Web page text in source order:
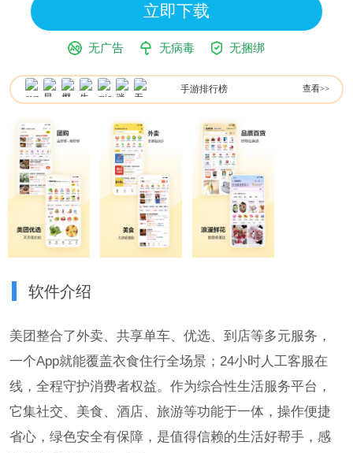
立即下载
无广告 无病毒 无捆绑
手游排行榜 查看>>
软件介绍
美团整合了外卖、共享单车、优选、到店等多元服务，
一个App就能覆盖衣食住行全场景；24小时人工客服在
线，全程守护消费者权益。作为综合性生活服务平台，
它集社交、美食、酒店、旅游等功能于一体，操作便捷
省心，绿色安全有保障，是值得信赖的生活好帮手，感